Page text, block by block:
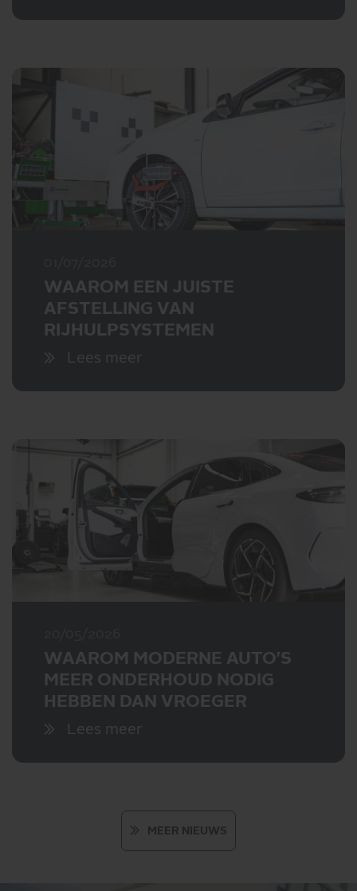
WAAROM EEN JUISTE
AFSTELLING VAN
RIJHULPSYSTEMEN
BELANGRIJK IS
Lees meer
WAAROM MODERNE AUTO'S
MEER ONDERHOUD NODIG
HEBBEN DAN VROEGER
Lees meer
MEER NIEUWS